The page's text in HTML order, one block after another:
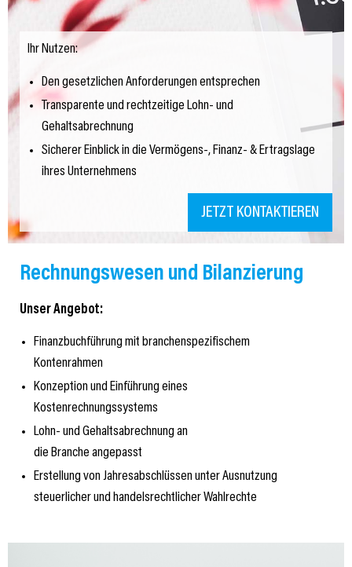
Rechnungswesen und Bilanzierung
Unser Angebot:
Finanzbuchführung mit branchenspezifischem
Kontenrahmen
Konzeption und Einführung eines
Kostenrechnungssystems
Lohn- und Gehaltsabrechnung an
die Branche angepasst
Erstellung von Jahresabschlüssen unter Ausnutzung
steuerlicher und handelsrechtlicher Wahlrechte
Ihr Nutzen:
Den gesetzlichen Anforderungen entsprechen
Transparente und rechtzeitige Lohn- und
Gehaltsabrechnung
Sicherer Einblick in die Vermögens-, Finanz- & Ertragslage
ihres Unternehmens
JETZT KONTAKTIEREN